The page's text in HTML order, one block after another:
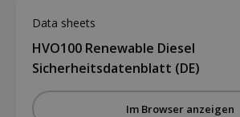
Data sheets
HVO100 Renewable Diesel
Sicherheitsdatenblatt (DE)
Im Browser anzeigen